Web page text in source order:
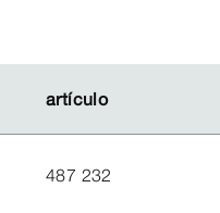
artículo
artículo
487 232